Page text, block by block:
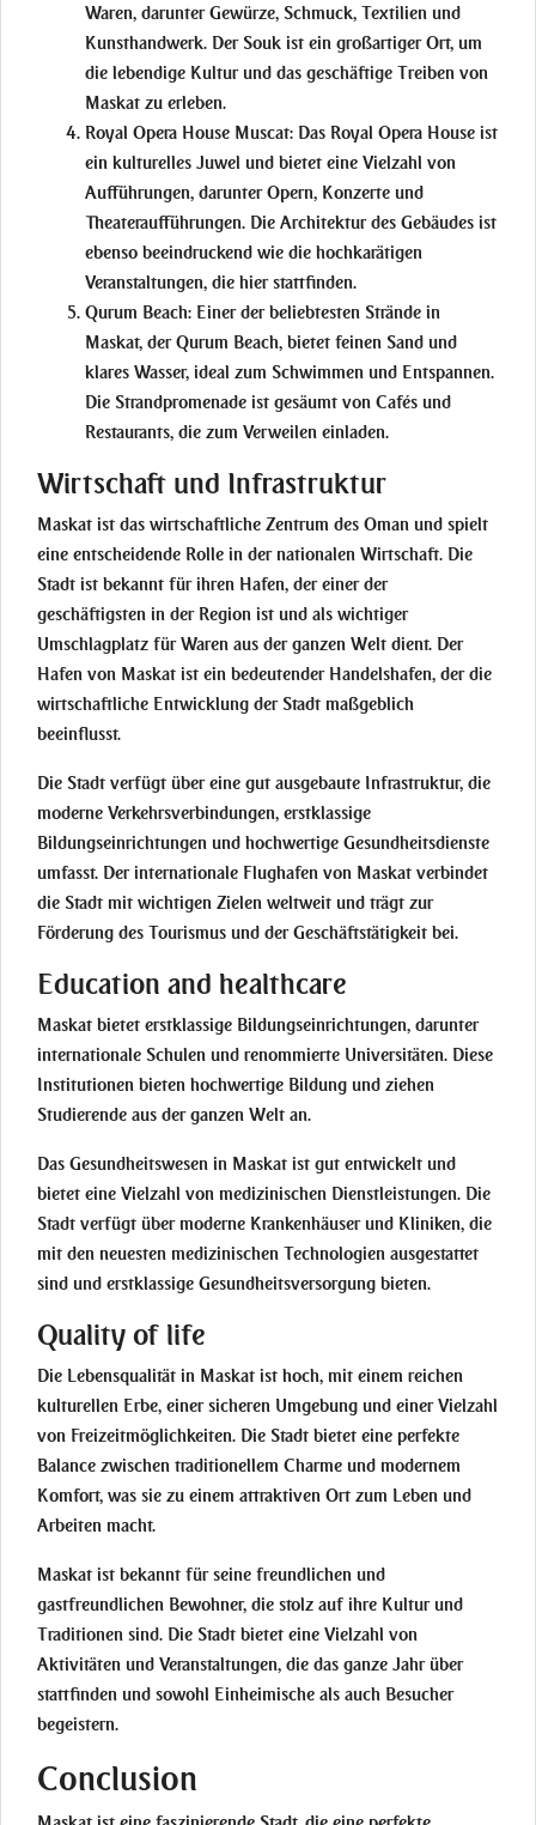
Waren, darunter Gewürze, Schmuck, Textilien und
Kunsthandwerk. Der Souk ist ein großartiger Ort, um
die lebendige Kultur und das geschäftige Treiben von
Maskat zu erleben.
Royal Opera House Muscat: Das Royal Opera House ist
ein kulturelles Juwel und bietet eine Vielzahl von
Aufführungen, darunter Opern, Konzerte und
Theateraufführungen. Die Architektur des Gebäudes ist
ebenso beeindruckend wie die hochkarätigen
Veranstaltungen, die hier stattfinden.
Qurum Beach: Einer der beliebtesten Strände in
Maskat, der Qurum Beach, bietet feinen Sand und
klares Wasser, ideal zum Schwimmen und Entspannen.
Die Strandpromenade ist gesäumt von Cafés und
Restaurants, die zum Verweilen einladen.
Wirtschaft und Infrastruktur
Maskat ist das wirtschaftliche Zentrum des Oman und spielt
eine entscheidende Rolle in der nationalen Wirtschaft. Die
Stadt ist bekannt für ihren Hafen, der einer der
geschäftigsten in der Region ist und als wichtiger
Umschlagplatz für Waren aus der ganzen Welt dient. Der
Hafen von Maskat ist ein bedeutender Handelshafen, der die
wirtschaftliche Entwicklung der Stadt maßgeblich
beeinflusst.
Die Stadt verfügt über eine gut ausgebaute Infrastruktur, die
moderne Verkehrsverbindungen, erstklassige
Bildungseinrichtungen und hochwertige Gesundheitsdienste
umfasst. Der internationale Flughafen von Maskat verbindet
die Stadt mit wichtigen Zielen weltweit und trägt zur
Förderung des Tourismus und der Geschäftstätigkeit bei.
Education and healthcare
Maskat bietet erstklassige Bildungseinrichtungen, darunter
internationale Schulen und renommierte Universitäten. Diese
Institutionen bieten hochwertige Bildung und ziehen
Studierende aus der ganzen Welt an.
Das Gesundheitswesen in Maskat ist gut entwickelt und
bietet eine Vielzahl von medizinischen Dienstleistungen. Die
Stadt verfügt über moderne Krankenhäuser und Kliniken, die
mit den neuesten medizinischen Technologien ausgestattet
sind und erstklassige Gesundheitsversorgung bieten.
Quality of life
Die Lebensqualität in Maskat ist hoch, mit einem reichen
kulturellen Erbe, einer sicheren Umgebung und einer Vielzahl
von Freizeitmöglichkeiten. Die Stadt bietet eine perfekte
Balance zwischen traditionellem Charme und modernem
Komfort, was sie zu einem attraktiven Ort zum Leben und
Arbeiten macht.
Maskat ist bekannt für seine freundlichen und
gastfreundlichen Bewohner, die stolz auf ihre Kultur und
Traditionen sind. Die Stadt bietet eine Vielzahl von
Aktivitäten und Veranstaltungen, die das ganze Jahr über
stattfinden und sowohl Einheimische als auch Besucher
begeistern.
Conclusion